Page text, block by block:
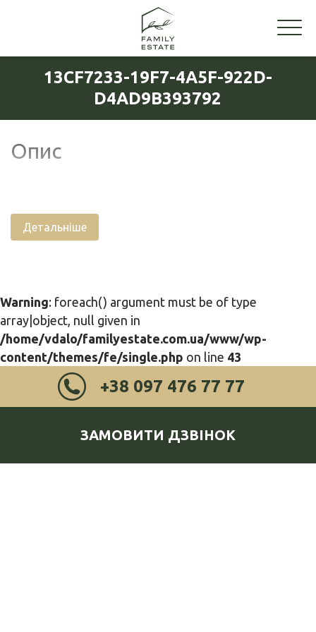
13CF7233-19F7-4A5F-922D-
D4AD9B393792
Опис
Детальніше
Warning: foreach() argument must be of type
array|object, null given in
/home/vdalo/familyestate.com.ua/www/wp-
content/themes/fe/single.php on line 43
+38 097 476 77 77
ЗАМОВИТИ ДЗВІНОК